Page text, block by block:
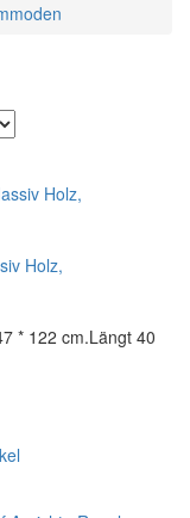
Holz,
* 122 cm.Längt 40